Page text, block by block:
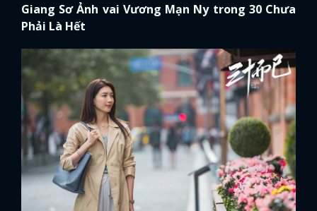
Giang Sơ Ảnh vai Vương Mạn Ny trong 30 Chưa
Phải Là Hết